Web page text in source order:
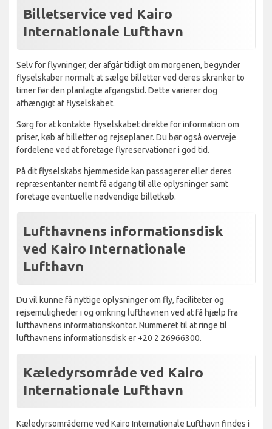
Billetservice ved Kairo
Internationale Lufthavn
Selv for flyvninger, der afgår tidligt om morgenen, begynder
flyselskaber normalt at sælge billetter ved deres skranker to
timer før den planlagte afgangstid. Dette varierer dog
afhængigt af flyselskabet.
Sørg for at kontakte flyselskabet direkte for information om
priser, køb af billetter og rejseplaner. Du bør også overveje
fordelene ved at foretage flyreservationer i god tid.
På dit flyselskabs hjemmeside kan passagerer eller deres
repræsentanter nemt få adgang til alle oplysninger samt
foretage eventuelle nødvendige billetkøb.
Lufthavnens informationsdisk
ved Kairo Internationale
Lufthavn
Du vil kunne få nyttige oplysninger om fly, faciliteter og
rejsemuligheder i og omkring lufthavnen ved at få hjælp fra
lufthavnens informationskontor. Nummeret til at ringe til
lufthavnens informationsdisk er +20 2 26966300.
Kæledyrsområde ved Kairo
Internationale Lufthavn
Kæledyrsområderne ved Kairo Internationale Lufthavn findes i